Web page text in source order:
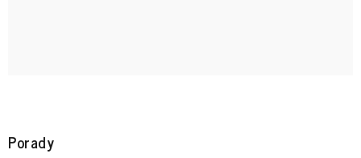
Porady